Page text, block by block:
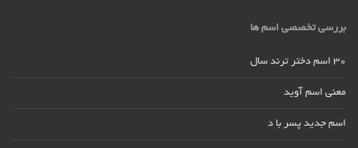
بررسی تخصصی اسم ها
30 اسم دختر ترند سال
معنی اسم آوید
اسم جدید پسر با د